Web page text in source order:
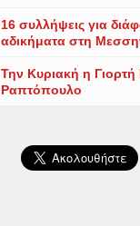
16 συλλήψεις για
αδικήματα στη
Την Κυριακή η Γιορτή
Ραπτόπουλο